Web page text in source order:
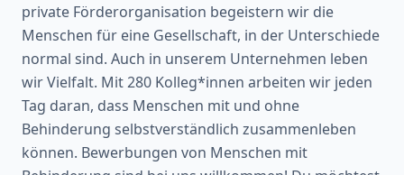
private Förderorganisation begeistern wir die
Menschen für eine Gesellschaft, in der Unterschiede
normal sind. Auch in unserem Unternehmen leben
wir Vielfalt. Mit 280 Kolleg*innen arbeiten wir jeden
Tag daran, dass Menschen mit und ohne
Behinderung selbstverständlich zusammenleben
können. Bewerbungen von Menschen mit